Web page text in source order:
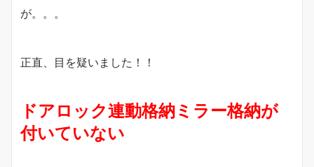
が。。。
正直、目を疑いました！！
ドアロック連動格納ミラー格納が
付いていない